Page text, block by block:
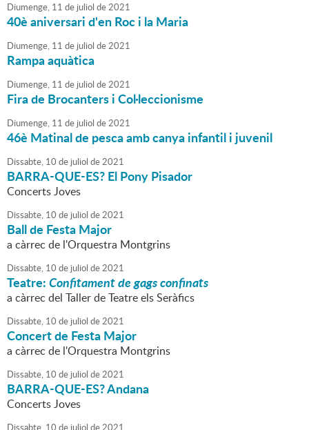
Diumenge, 11 de juliol de2021
40è aniversari d'en Roc i la Maria
Diumenge, 11 de juliol de2021
Rampa aquàtica
Diumenge, 11 de juliol de2021
Fira de Brocanters i Col·leccionisme
Diumenge, 11 de juliol de2021
46è Matinal de pesca amb canya infantil i juvenil
Dissabte, 10 de juliol de2021
BARRA-QUE-ES? El Pony Pisador
Concerts Joves
Dissabte, 10 de juliol de2021
Ball de Festa Major
a càrrec de l'Orquestra Montgrins
Dissabte, 10 de juliol de2021
Teatre:Confitament de gags confinats
a càrrec del Taller de Teatre els Seràfics
Dissabte, 10 de juliol de2021
Concert de Festa Major
a càrrec de l'Orquestra Montgrins
Dissabte, 10 de juliol de2021
BARRA-QUE-ES? Andana
Concerts Joves
Dissabte, 10 de juliol de 2021